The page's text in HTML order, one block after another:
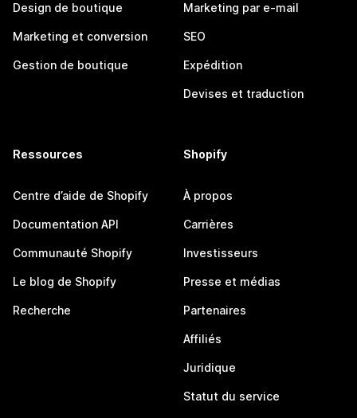
Design de boutique
Marketing et conversion
Gestion de boutique
Marketing par e-mail
SEO
Expédition
Devises et traduction
Ressources
Centre d’aide de Shopify
Documentation API
Communauté Shopify
Le blog de Shopify
Recherche
Shopify
À propos
Carrières
Investisseurs
Presse et médias
Partenaires
Affiliés
Juridique
Statut du service